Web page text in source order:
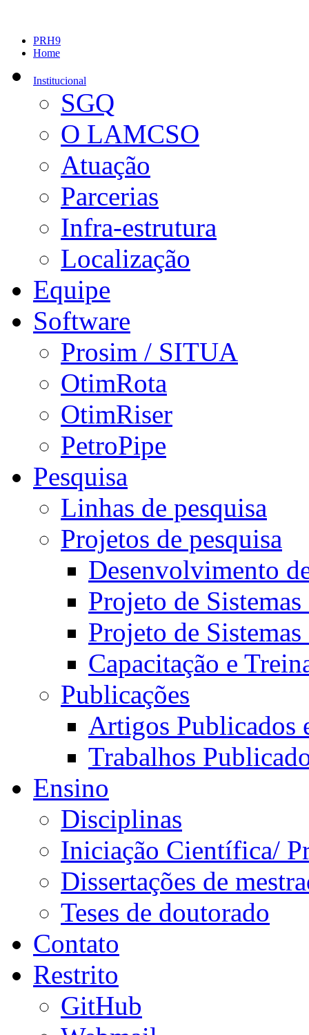
PRH9
Home
Institucional
SGQ
O LAMCSO
Atuação
Parcerias
Infra-estrutura
Localização
Equipe
Software
Prosim / SITUA
OtimRota
OtimRiser
PetroPipe
Pesquisa
Linhas de pesquisa
Projetos de pesquisa
Desenvolvimento
Projeto de
Projeto de
Capacitação e
Publicações
Artigos Publicados
Trabalhos
Ensino
Disciplinas
Iniciação Científica/
Dissertações de
Teses de doutorado
Contato
Restrito
GitHub